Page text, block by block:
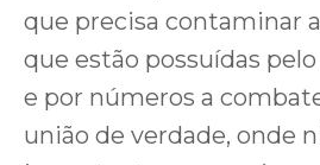
que precisa contaminar
que estão possuídas
e por números a
união de verdade, onde